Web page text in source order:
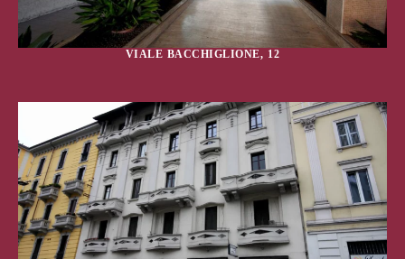
VIALE BACCHIGLIONE, 12